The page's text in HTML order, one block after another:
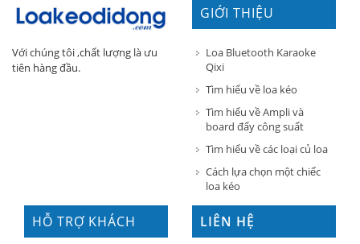
Với chúng tôi ,chất lượng là ưu
tiên hàng đầu.
GIỚI THIỆU
Loa Bluetooth Karaoke
Qixi
Tìm hiểu về loa kéo
Tìm hiểu về Ampli và
board đẩy công suất
Tìm hiểu về các loại củ loa
Cách lựa chọn một chiếc
loa kéo
HỖ TRỢ KHÁCH
LIÊN HỆ